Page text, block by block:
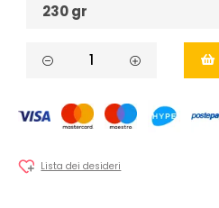
230 gr
Lista dei desideri